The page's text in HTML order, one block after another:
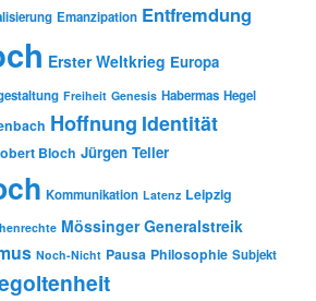
Emanzipation Entfremdung
Erster Weltkrieg Europa
Freiheit Genesis Habermas Hegel
Hoffnung Identität
Bloch Jürgen Teller
Kommunikation Latenz Leipzig
Mössinger Generalstreik
Noch-Nicht Pausa Philosophie Subjekt